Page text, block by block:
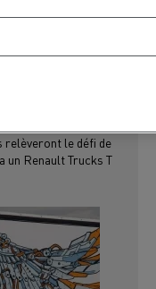
relèveront le défi de
un Renault Trucks T